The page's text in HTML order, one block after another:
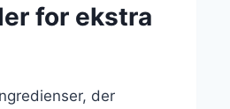
for ekstra
der